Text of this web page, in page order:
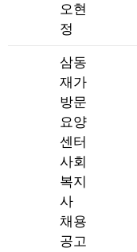
오현
정
삼동
재가
방문
요양
센터
사회
복지
사
채용
공고